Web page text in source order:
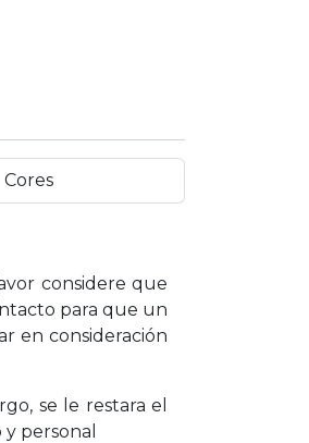
Cores
considere que
para que un
en consideración
se le restara el
personal